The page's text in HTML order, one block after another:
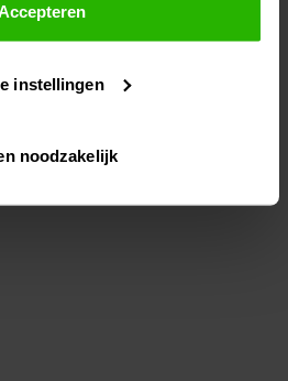
voor social media en
te plaatsen.
onsprivacybeleid
kun je ook zelf instellen welke
instellingen
noodzakelijk